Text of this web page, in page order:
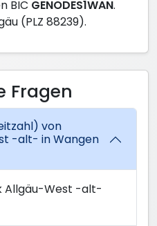
BIC GENODES1WAN.
(PLZ 88239).
Fragen
von
-alt- in Wangen
Allgäu-West -alt-